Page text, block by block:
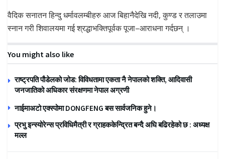
वैदिक सनातन हिन्दु धर्मावलम्बीहरु आज बिहानैदेखि नदी, कुण्ड र तलाउमा
स्नान गरी शिवालयमा गई श्रद्धाभक्तिपूर्वक पूजा–आराधना गर्दछन् ।
You might also like
राष्ट्रपति पौडेलको जोड: विविधतामा एकता नै नेपालको शक्ति, आदिवासी
जनजातिको अधिकार संरक्षणमा नेपाल अग्रणी
नाईमाअटो एक्स्पोमा DONGFENG बस सार्वजनिक हुने।
प्रभु इन्स्योरेन्स प्रविधिमैत्री र ग्राहककेन्द्रित बन्दै अघि बढिरहेको छ : अध्यक्ष
मल्ल